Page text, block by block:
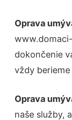
Oprava
dokončenie
vždy
Oprava
naše služby,